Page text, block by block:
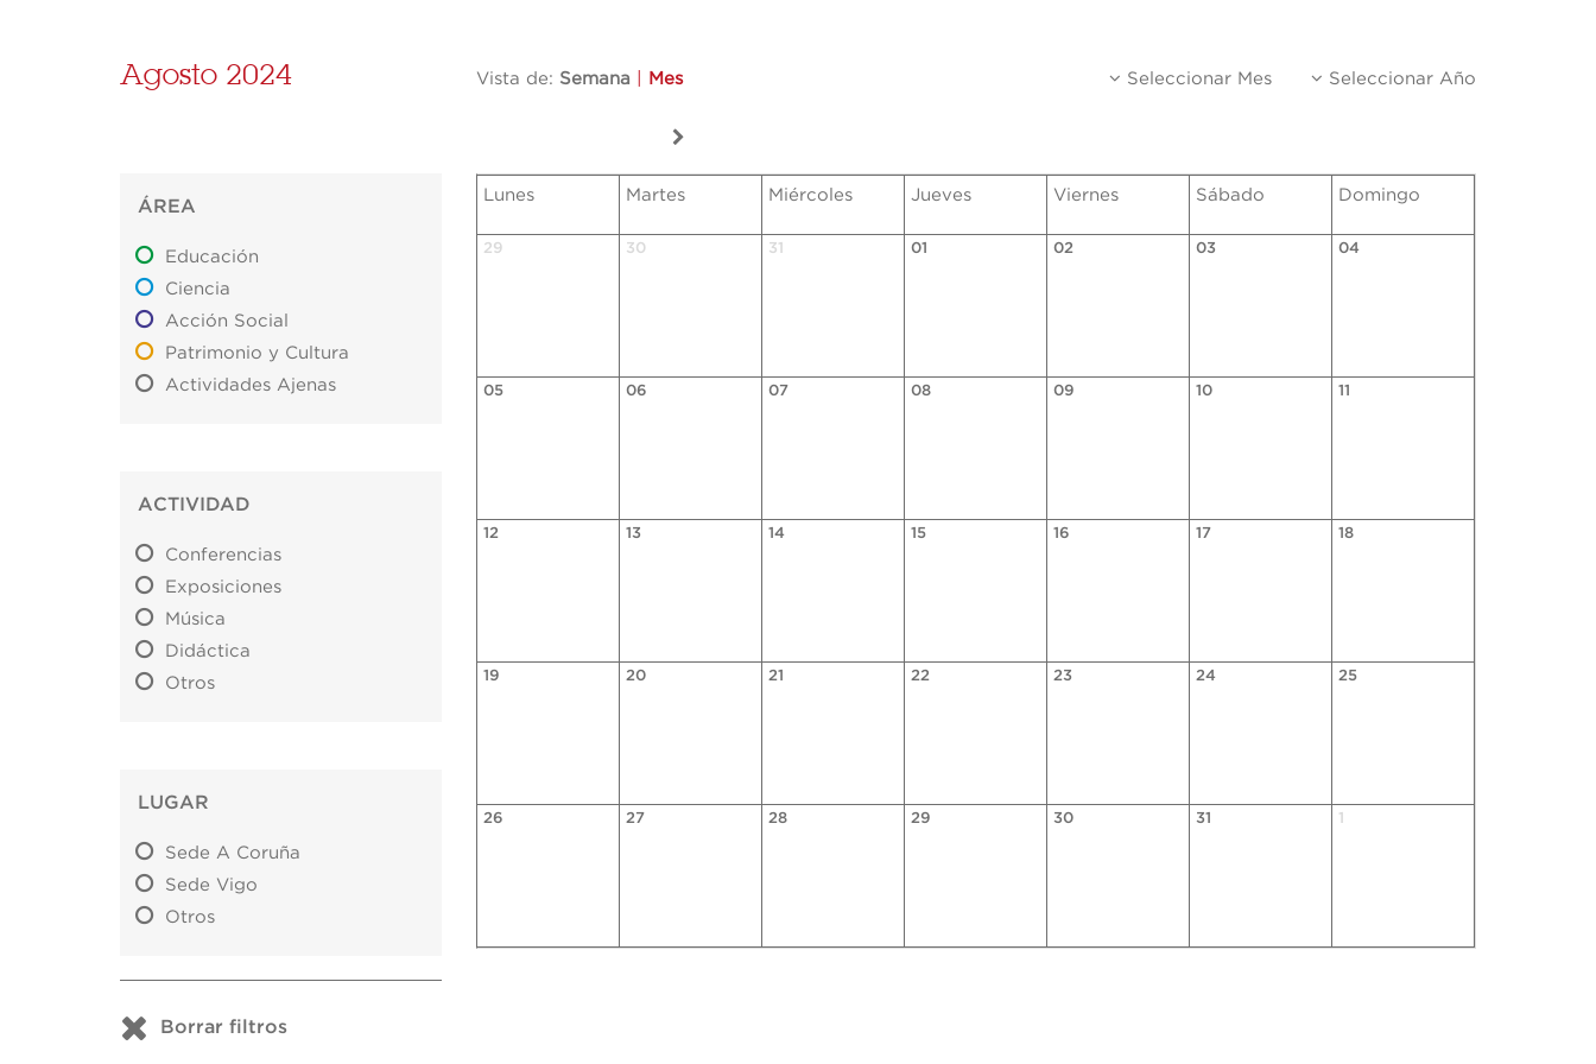
Agosto 2024 Vista de: Semana Mes Seleccionar Mes Seleccionar Año
ÁREA
Educación
Ciencia
Acción Social
Patrimonio y Cultura
Actividades Ajenas
ACTIVIDAD
Conferencias
Exposiciones
Música
Didáctica
Otros
LUGAR
Sede A Coruña
Sede Vigo
Otros
Borrar filtros
Lunes Martes Miércoles Jueves Viernes Sábado Domingo
29 30 31 01 02 03 04
05 06 07 08 09 10 11
12 13 14 15 16 17 18
19 20 21 22 23 24 25
26 27 28 29 30 31 1